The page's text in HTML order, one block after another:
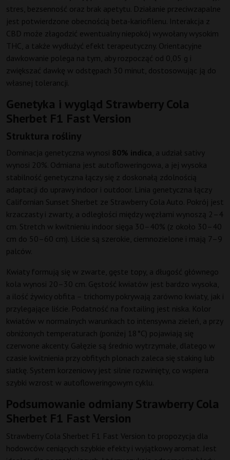
stres, bezsenność oraz brak apetytu. Działanie przeciwzapalne
jest potwierdzone obecnością beta-kariofilenu. Interakcja z
CBD może złagodzić ewentualny niepokój wywołany wysokim
THC, a także wydłużyć efekt terapeutyczny. Orientacyjne
dawkowanie polega na tym, aby rozpocząć od 0,05 g i
zwiększać dawkę w odstępach 30 minut, dostosowując ją do
własnej tolerancji.
Genetyka i wygląd Strawberry Cola
Sherbet F1 Fast Version
Struktura rośliny
Dominacja genetyczna wynosi 80% indica , a udział sativy
wynosi 20%. Odmiana jest autofloweringowa, a jej wysoka
stabilność genetyczna łączy się z doskonałą zdolnością
adaptacji do uprawy indoor i outdoor. Linia genetyczna łączy
Californian Sunset Sherbet ze Strawberry Cola Auto. Pokrój jest
krzaczasty i zwarty, a odległości między węzłami wynoszą 2–4
cm. Stretch w kwitnieniu indoor sięga 30–40% (z około 30–40
cm do 50–60 cm). Liście są szerokie, ciemnozielone i mają 7–9
palców.
Kwiaty formują się w zwarte, gęste topy, a długość głównego
kola wynosi 20–30 cm. Gęstość kwiatów jest bardzo wysoka,
a ilość żywicy obfita – trichomy pokrywają zarówno kwiaty, jak i
przylegające liście. Podatność na foxtailing jest niska. Kolor
kwiatów w normalnych warunkach to intensywna zieleń, a przy
obniżonych temperaturach (poniżej 18°C) pojawiają się
czerwone akcenty. Gałęzie są średnio wytrzymałe, dlatego w
czasie kwitnienia przy obfitych plonach zaleca się staking lub
siatkę. System korzeniowy jest silnie rozwinięty, co wspiera
szybki wzrost w autofloweringowym cyklu.
Podsumowanie odmiany Strawberry Cola
Sherbet F1 Fast Version
Strawberry Cola Sherbet F1 Fast Version to propozycja dla
hodowców ceniących szybkie efekty i wyjątkowy aromat. Jest